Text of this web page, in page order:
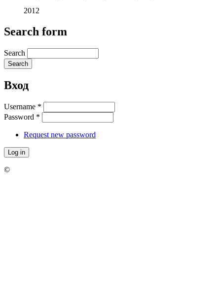
2012
Search form
Search
Вход
Username *
Password *
Request new password
©